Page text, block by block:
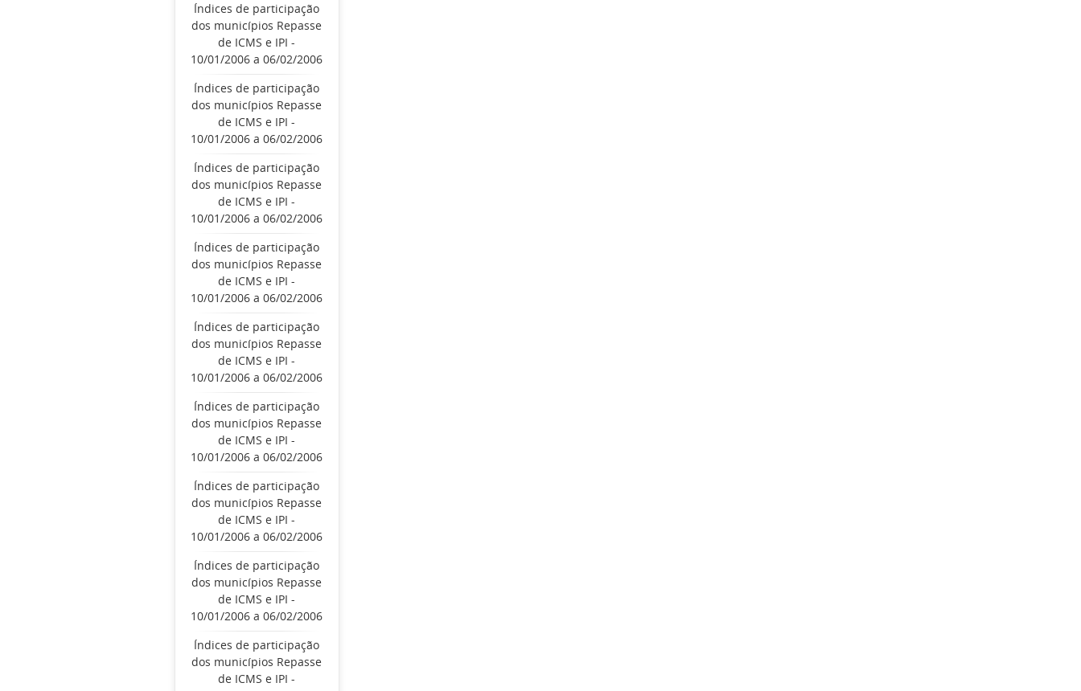
Índices de participação
dos municípios Repasse
de ICMS e IPI -
10/01/2006 a 06/02/2006
Índices de participação
dos municípios Repasse
de ICMS e IPI -
10/01/2006 a 06/02/2006
Índices de participação
dos municípios Repasse
de ICMS e IPI -
10/01/2006 a 06/02/2006
Índices de participação
dos municípios Repasse
de ICMS e IPI -
10/01/2006 a 06/02/2006
Índices de participação
dos municípios Repasse
de ICMS e IPI -
10/01/2006 a 06/02/2006
Índices de participação
dos municípios Repasse
de ICMS e IPI -
10/01/2006 a 06/02/2006
Índices de participação
dos municípios Repasse
de ICMS e IPI -
10/01/2006 a 06/02/2006
Índices de participação
dos municípios Repasse
de ICMS e IPI -
10/01/2006 a 06/02/2006
Índices de participação
dos municípios Repasse
de ICMS e IPI -